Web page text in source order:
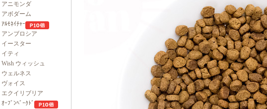
アニモンダ
アボダーム
ｱﾙﾓﾈｲﾁｬｰ
アンブロシア
イースター
イティ
Wish ウィッシュ
ウェルネス
ヴォイス
エクイリブリア
ｵｰﾌﾞﾝﾍﾞｰｸﾄﾞ